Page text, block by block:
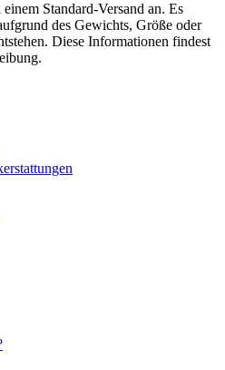
Standard-Versand an. Es
des Gewichts, Größe oder
Diese Informationen findest